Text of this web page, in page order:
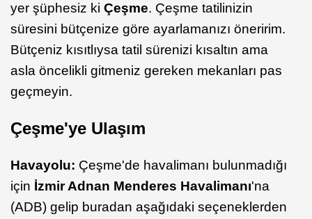
yer şüphesiz ki Çeşme. Çeşme tatilinizin
süresini bütçenize göre ayarlamanızı öneririm.
Bütçeniz kısıtlıysa tatil sürenizi kısaltın ama
asla öncelikli gitmeniz gereken mekanları pas
geçmeyin.
Çeşme'ye Ulaşım
Havayolu: Çeşme'de havalimanı bulunmadığı
için İzmir Adnan Menderes Havalimanı'na
(ADB) gelip buradan aşağıdaki seçeneklerden